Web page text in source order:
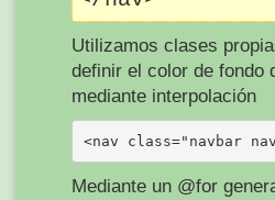
Utilizamos clases
definir el color de fondo
mediante interpolación
Mediante un @for